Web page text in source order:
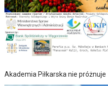
Akademia Piłkarska nie próżnuje